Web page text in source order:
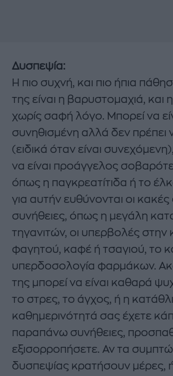
Δυσπεψία:
Η πιο συχνή, και πιο ήπια
της είναι η βαρυστομαχιά, και
χωρίς σαφή λόγο. Μπορεί να
συνηθισμένη αλλά δεν πρέπει
(ειδικά όταν είναι
να είναι προάγγελος
όπως η παγκρεατίτιδα ή το
για αυτήν ευθύνονται οι κακές
συνήθειες, όπως η μεγάλη
τηγανιτών, οι υπερβολές
φαγητού, καφέ ή τσαγιού, το
υπερδοσολογία φαρμάκων.
της μπορεί να είναι καθαρά
το στρες, το άγχος, ή η
καθημερινότητά σας έχετε
παραπάνω συνήθειες,
εξισορροπήσετε. Αν τα
δυσπεψίας κρατήσουν μέρες,